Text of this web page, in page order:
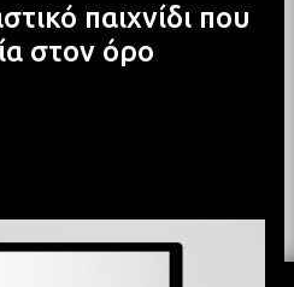
παιχνίδι που
στον όρο